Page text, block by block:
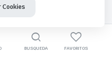
BUSQUEDA FAVORITOS